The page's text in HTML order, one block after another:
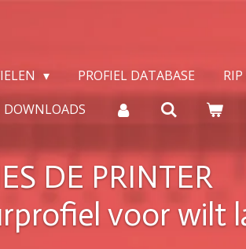
PROFIEL DATABASE
DOWNLOADS
DE PRINTER
voor wilt